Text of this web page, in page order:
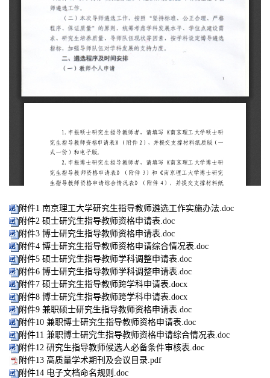
附件1 南京理工大学研究生指导教师遴选工作实施办法.doc
附件2 硕士研究生指导教师资格申请表.doc
附件3 博士研究生指导教师资格申请表.doc
附件4 博士研究生指导教师资格申请综合情况表.doc
附件5 硕士研究生指导教师学科调整申请表.doc
附件6 博士研究生指导教师学科调整申请表.doc
附件7 硕士研究生指导教师跨学科申请表.docx
附件8 博士研究生指导教师跨学科申请表.docx
附件9 兼职硕士研究生指导教师资格申请表.doc
附件10 兼职博士研究生指导教师资格申请表.doc
附件11 兼职博士研究生指导教师资格申请综合情况表.doc
附件12 研究生指导教师候选人必备条件审核表.doc
附件13 高质量学术期刊及会议目录.pdf
附件14 电子文档命名规则.doc